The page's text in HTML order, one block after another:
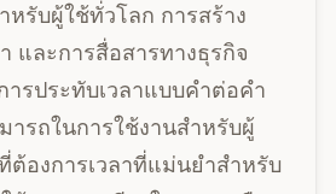
หรับผู้ใช้ทั่วโลก การสร้าง
และการสื่อสารทางธุรกิจ
ารประทับเวลาแบบคำต่อคำ
ารถในการใช้งานสำหรับผู้
ต้องการเวลาที่แม่นยำสำหรับ